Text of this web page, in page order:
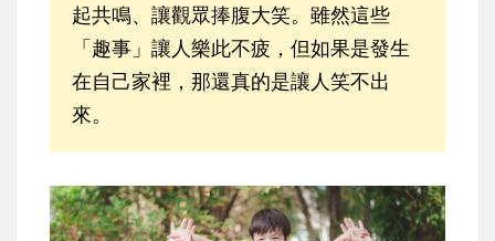
起共鳴、讓觀眾捧腹大笑。雖然這些
「趣事」讓人樂此不疲，但如果是發生
在自己家裡，那還真的是讓人笑不出
來。